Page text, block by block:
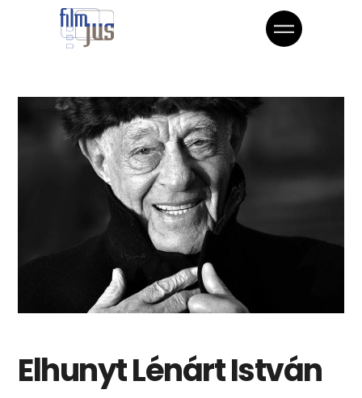
Elhunyt Lénárt István